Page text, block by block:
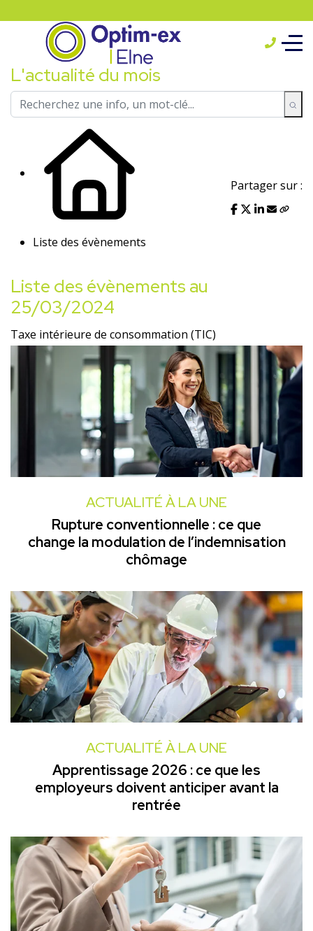
L'actualité du mois
Liste des évènements
Partager sur :
Liste des évènements au
25/03/2024
Taxe intérieure de consommation (TIC)
ACTUALITÉ À LA UNE
Rupture conventionnelle : ce que
change la modulation de l’indemnisation
chômage
ACTUALITÉ À LA UNE
Apprentissage 2026 : ce que les
employeurs doivent anticiper avant la
rentrée